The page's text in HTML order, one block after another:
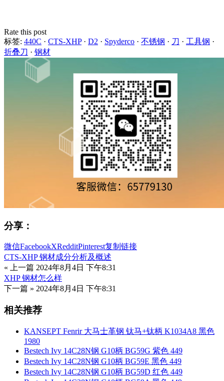
Rate this post
标签: 440C · CTS-XHP· D2 · Spyderco · 不锈钢 · 刀 · 工具钢 ·
折叠刀 · 钢材
分享：
微信FacebookXRedditPinterest复制链接
CTS-XHP 钢材成分分析及概述
« 上一篇 2024年8月4日 下午8:31
XHP 钢材怎么样
下一篇 » 2024年8月4日 下午8:31
相关推荐
KANSEPT Fenrir 大马士革钢 钛马+钛柄 K1034A8 黑色
1980
Bestech Ivy 14C28N钢 G10柄 BG59G 紫色 449
Bestech Ivy 14C28N钢 G10柄 BG59E 黑色 449
Bestech Ivy 14C28N钢 G10柄 BG59D 红色 449